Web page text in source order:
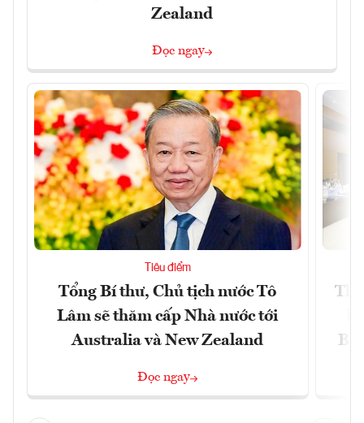
Zealand
Đọc ngay
Tiêu điểm
Tổng Bí thư, Chủ tịch nước Tô
Lâm sẽ thăm cấp Nhà nước tới
Australia và New Zealand
Đọc ngay